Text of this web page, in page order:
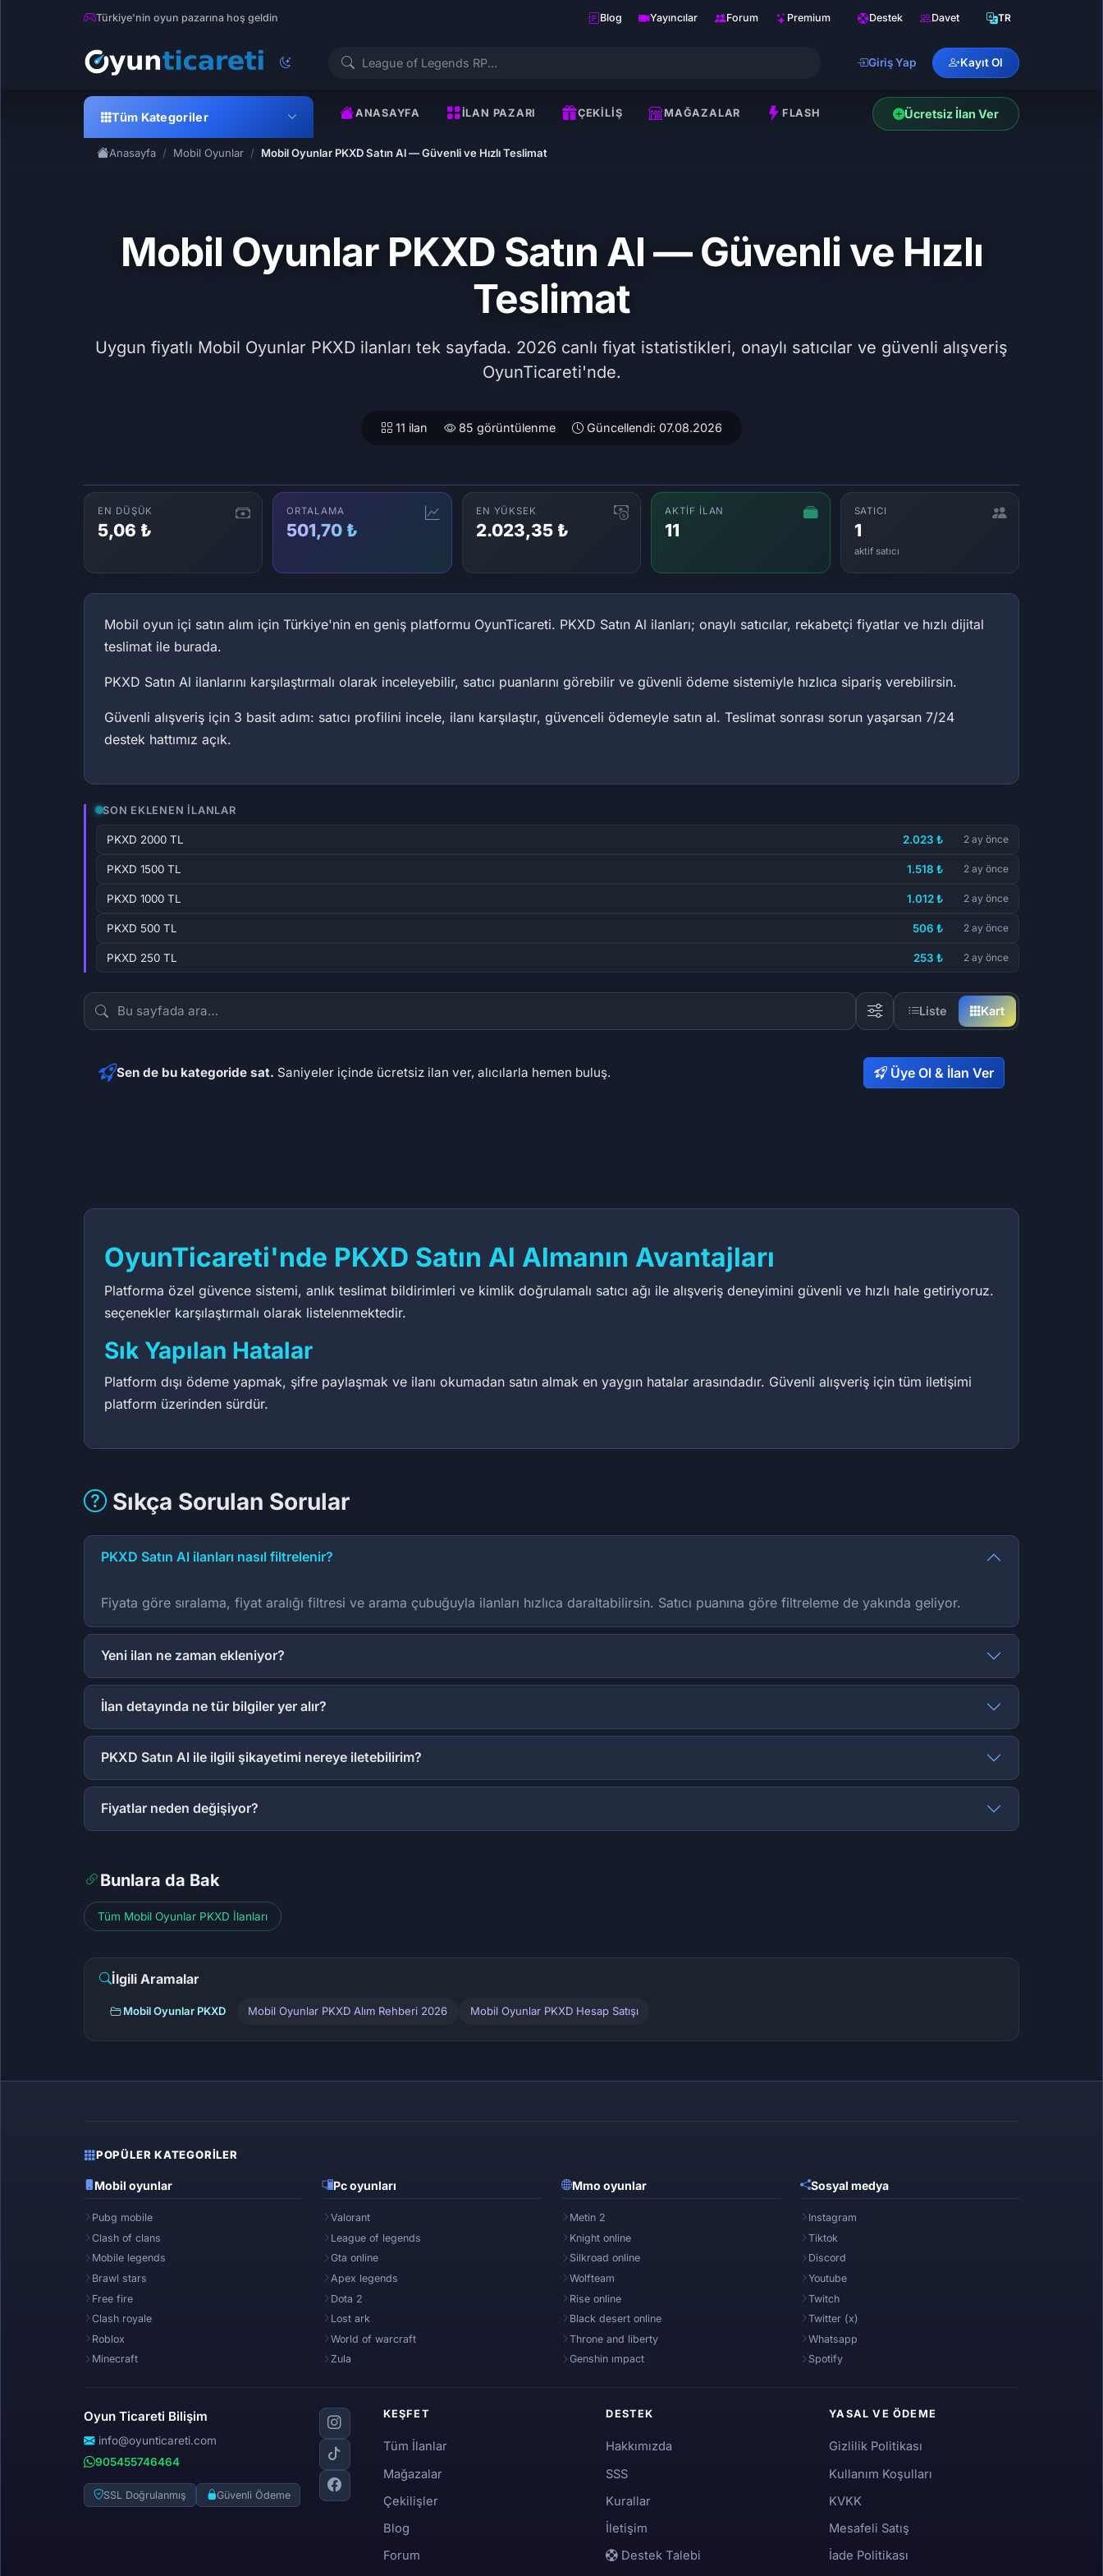
Türkiye'nin oyun pazarına hoş geldin Blog Yayıncılar Forum Premium Destek Davet TR
Giriş Yap Kayıt Ol
Tüm Kategoriler ANASAYFA İLAN PAZARI ÇEKILIŞ MAĞAZALAR FLASH Ücretsiz İlan Ver
Anasayfa Mobil Oyunlar Mobil Oyunlar PKXD Satın Al — Güvenli ve Hızlı Teslimat
Mobil Oyunlar PKXD Satın Al — Güvenli ve Hızlı
Teslimat
Uygun fiyatlı Mobil Oyunlar PKXD ilanları tek sayfada. 2026 canlı fiyat istatistikleri, onaylı satıcılar ve güvenli alışveriş
OyunTicareti'nde.
11 ilan 85 görüntülenme Güncellendi: 07.08.2026
EN DÜŞÜK
5,06 ₺
ORTALAMA
501,70 ₺
EN YÜKSEK
2.023,35 ₺
AKTIF İLAN
11
SATICI
1
aktif satıcı
Mobil oyun içi satın alım için Türkiye'nin en geniş platformu OyunTicareti. PKXD Satın Al ilanları; onaylı satıcılar, rekabetçi fiyatlar ve hızlı dijital
teslimat ile burada.
PKXD Satın Al ilanlarını karşılaştırmalı olarak inceleyebilir, satıcı puanlarını görebilir ve güvenli ödeme sistemiyle hızlıca sipariş verebilirsin.
Güvenli alışveriş için 3 basit adım: satıcı profilini incele, ilanı karşılaştır, güvenceli ödemeyle satın al. Teslimat sonrası sorun yaşarsan 7/24
destek hattımız açık.
SON EKLENEN İLANLAR
PKXD 2000 TL 2.023 ₺ 2 ay önce
PKXD 1500 TL 1.518 ₺ 2 ay önce
PKXD 1000 TL 1.012 ₺ 2 ay önce
PKXD 500 TL 506 ₺ 2 ay önce
PKXD 250 TL 253 ₺ 2 ay önce
Liste Kart
Sen de bu kategoride sat. Saniyeler içinde ücretsiz ilan ver, alıcılarla hemen buluş. Üye Ol & İlan Ver
OyunTicareti'nde PKXD Satın Al Almanın Avantajları
Platforma özel güvence sistemi, anlık teslimat bildirimleri ve kimlik doğrulamalı satıcı ağı ile alışveriş deneyimini güvenli ve hızlı hale getiriyoruz.
seçenekler karşılaştırmalı olarak listelenmektedir.
Sık Yapılan Hatalar
Platform dışı ödeme yapmak, şifre paylaşmak ve ilanı okumadan satın almak en yaygın hatalar arasındadır. Güvenli alışveriş için tüm iletişimi
platform üzerinden sürdür.
Sıkça Sorulan Sorular
PKXD Satın Al ilanları nasıl filtrelenir?
Fiyata göre sıralama, fiyat aralığı filtresi ve arama çubuğuyla ilanları hızlıca daraltabilirsin. Satıcı puanına göre filtreleme de yakında geliyor.
Yeni ilan ne zaman ekleniyor?
İlan detayında ne tür bilgiler yer alır?
PKXD Satın Al ile ilgili şikayetimi nereye iletebilirim?
Fiyatlar neden değişiyor?
Bunlara da Bak
Tüm Mobil Oyunlar PKXD İlanları
İlgili Aramalar
Mobil Oyunlar PKXD Mobil Oyunlar PKXD Alım Rehberi 2026 Mobil Oyunlar PKXD Hesap Satışı
POPÜLER KATEGORILER
Mobil oyunlar
Pubg mobile
Clash of clans
Mobile legends
Brawl stars
Free fire
Clash royale
Roblox
Minecraft
Pc oyunları
Valorant
League of legends
Gta online
Apex legends
Dota 2
Lost ark
World of warcraft
Zula
Mmo oyunlar
Metin 2
Knight online
Silkroad online
Wolfteam
Rise online
Black desert online
Throne and liberty
Genshin ımpact
Sosyal medya
Instagram
Tiktok
Discord
Youtube
Twitch
Twitter (x)
Whatsapp
Spotify
Oyun Ticareti Bilişim
info@oyunticareti.com
905455746464
SSL Doğrulanmış Güvenli Ödeme
KEŞFET
Tüm İlanlar
Mağazalar
Çekilişler
Blog
Forum
DESTEK
Hakkımızda
SSS
Kurallar
İletişim
Destek Talebi
YASAL VE ÖDEME
Gizlilik Politikası
Kullanım Koşulları
KVKK
Mesafeli Satış
İade Politikası